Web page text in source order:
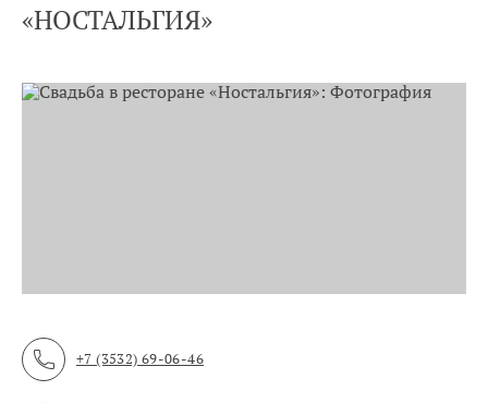
«НОСТАЛЬГИЯ»
+7 (3532) 69-06-46